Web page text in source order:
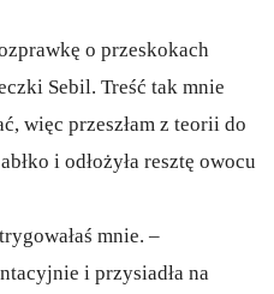
o przeskokach
Sebil. Treść tak mnie
więc przeszłam z teorii do
i odłożyła resztę owocu
mnie. –
i przysiadła na